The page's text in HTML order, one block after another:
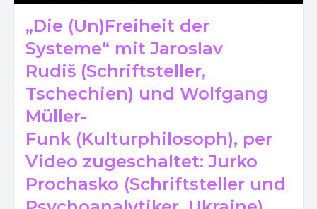
„Die (Un)Freiheit der
Systeme“ mit Jaroslav
Rudiš (Schriftsteller,
Tschechien) und Wolfgang
Müller-
Funk (Kulturphilosoph), per
Video zugeschaltet: Jurko
Prochasko (Schriftsteller und